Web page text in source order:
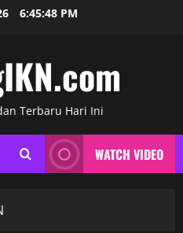
6:45:48 PM
Terbaru Hari Ini
WATCH VIDEO